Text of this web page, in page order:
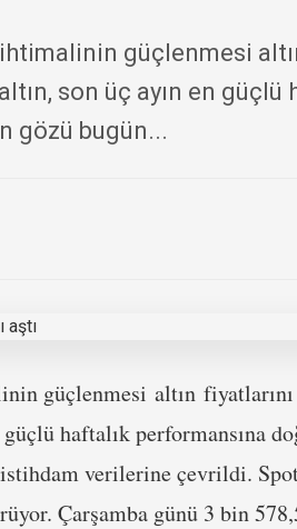
güçlenmesi
son üç ayın en güçlü
gözü bugün...
güçlenmesi altın
haftalık performansına
istihdam verilerine çevrildi.
Çarşamba günü 3 bin